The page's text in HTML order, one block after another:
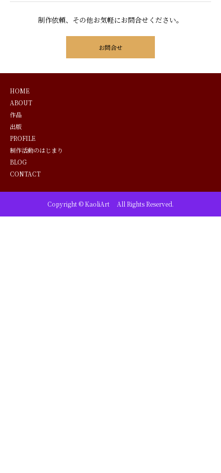
制作依頼、その他お気軽にお問合せください。
お問合せ
HOME
ABOUT
作品
出版
PROFILE
制作活動のはじまり
BLOG
CONTACT
Copyright © KaoliArt All Rights Reserved.